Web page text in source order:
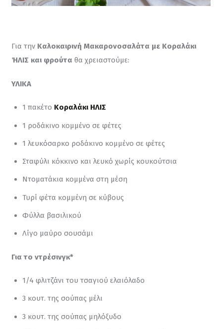
Για την Καλοκαιρινή Μακαρονοσαλάτα με Κοραλάκι
ΉΛΙΣ και φρούτα θα χρειαστούμε:
ΥΛΙΚΑ
1 πακέτο Κοραλάκι ΗΛΙΣ
1 ροδάκινο κομμένο σε φέτες
1 λευκόσαρκο ροδάκινο κομμένο σε φέτες
Σταφύλι κόκκινο και λευκό χωρίς κουκούτσια
Ντοματάκια κομμένα στη μέση
Τυρί φέτα κομμένη σε κύβους
Φύλλα βασιλικού
Λίγο μαύρο σουσάμι
Για το ντρέσινγκ*
1/4 φλιτζάνι του τσαγιού ελαιόλαδο
3 κουτ. της σούπας μέλι
3 κουτ. της σούπας μηλόξυδο